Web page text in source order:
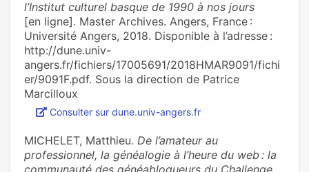
l’Institut culturel basque de 1990 à nos jours
[en ligne]. Master Archives. Angers, France :
Université Angers, 2018. Disponible à l’adresse :
http://dune.univ-
angers.fr/fichiers/17005691/2018HMAR9091/fichi
er/9091F.pdf. Sous la direction de Patrice
Marcilloux
Consulter sur dune.univ-angers.fr
MICHELET, Matthieu. De l’amateur au
professionnel, la généalogie à l’heure du web : la